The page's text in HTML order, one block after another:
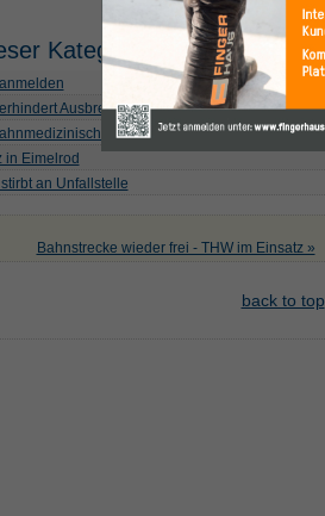
Kategorie
Ausbreitung
Fachangestellte
in Eimelrod
an Unfallstelle
Bahnstrecke wieder frei - THW im Einsatz »
back to top